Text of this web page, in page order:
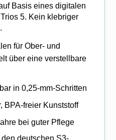
Basis eines digitalen
5. Kein klebriger
für Ober- und
über eine verstellbare
in 0,25-mm-Schritten
BPA-freier Kunststoff
bei guter Pflege
deutschen S3-